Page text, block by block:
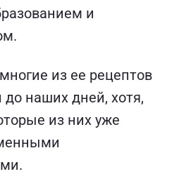
и
из ее рецептов
наших дней, хотя,
из них уже